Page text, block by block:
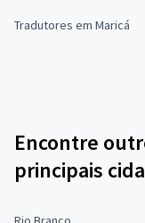
Tradutores em Maricá
Encontre
principais